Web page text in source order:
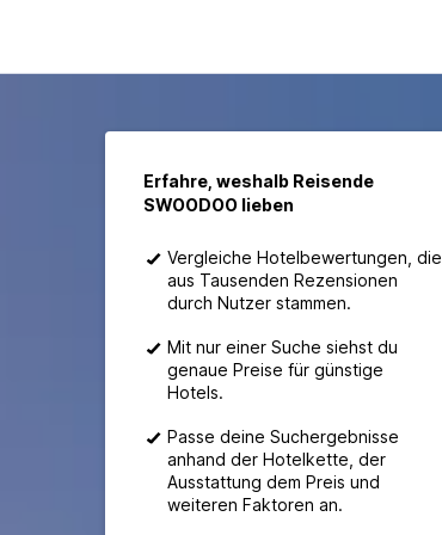
Erfahre, weshalb Reisende
SWOODOO lieben
Vergleiche Hotelbewertungen, die
aus Tausenden Rezensionen
durch Nutzer stammen.
Mit nur einer Suche siehst du
genaue Preise für günstige
Hotels.
Passe deine Suchergebnisse
anhand der Hotelkette, der
Ausstattung dem Preis und
weiteren Faktoren an.